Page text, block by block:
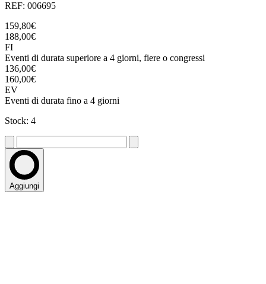
REF: 006695
159,80€
188,00€
FI
Eventi di durata superiore a 4 giorni, fiere o congressi
136,00€
160,00€
EV
Eventi di durata fino a 4 giorni
Stock: 4
Aggiungi